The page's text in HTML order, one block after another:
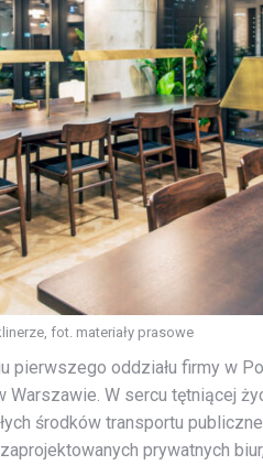
fot. materiały prasowe
pierwszego oddziału firmy w
W sercu tętniącej
środków transportu
prywatnych